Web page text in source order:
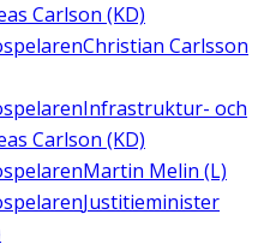
Carlson (KD)
Christian Carlsson
Infrastruktur- och
Carlson (KD)
Martin Melin (L)
Justitieminister